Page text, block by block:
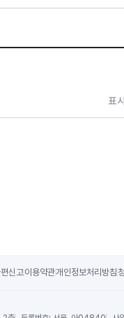
표
신고이용약관개인정보처리방침